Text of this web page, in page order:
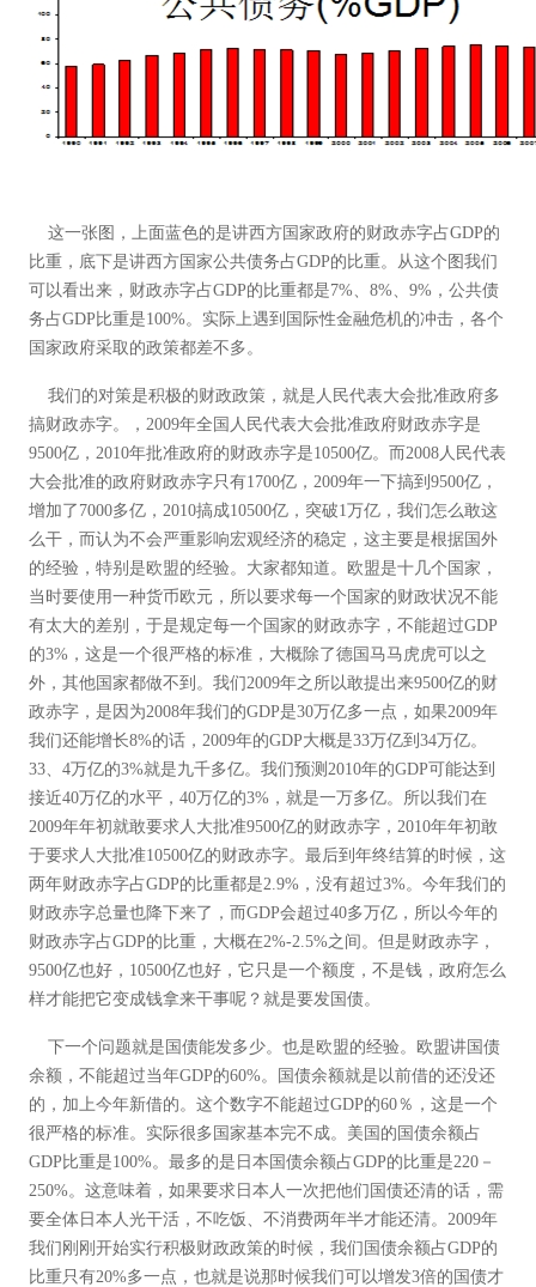
这一张图，上面蓝色的是讲西方国家政府的财政赤字占GDP的
比重，底下是讲西方国家公共债务占GDP的比重。从这个图我们
可以看出来，财政赤字占GDP的比重都是7%、8%、9%，公共债
务占GDP比重是100%。实际上遇到国际性金融危机的冲击，各个
国家政府采取的政策都差不多。
我们的对策是积极的财政政策，就是人民代表大会批准政府多
搞财政赤字。，2009年全国人民代表大会批准政府财政赤字是
9500亿，2010年批准政府的财政赤字是10500亿。而2008人民代表
大会批准的政府财政赤字只有1700亿，2009年一下搞到9500亿，
增加了7000多亿，2010搞成10500亿，突破1万亿，我们怎么敢这
么干，而认为不会严重影响宏观经济的稳定，这主要是根据国外
的经验，特别是欧盟的经验。大家都知道。欧盟是十几个国家，
当时要使用一种货币欧元，所以要求每一个国家的财政状况不能
有太大的差别，于是规定每一个国家的财政赤字，不能超过GDP
的3%，这是一个很严格的标准，大概除了德国马马虎虎可以之
外，其他国家都做不到。我们2009年之所以敢提出来9500亿的财
政赤字，是因为2008年我们的GDP是30万亿多一点，如果2009年
我们还能增长8%的话，2009年的GDP大概是33万亿到34万亿。
33、4万亿的3%就是九千多亿。我们预测2010年的GDP可能达到
接近40万亿的水平，40万亿的3%，就是一万多亿。所以我们在
2009年年初就敢要求人大批准9500亿的财政赤字，2010年年初敢
于要求人大批准10500亿的财政赤字。最后到年终结算的时候，这
两年财政赤字占GDP的比重都是2.9%，没有超过3%。今年我们的
财政赤字总量也降下来了，而GDP会超过40多万亿，所以今年的
财政赤字占GDP的比重，大概在2%-2.5%之间。但是财政赤字，
9500亿也好，10500亿也好，它只是一个额度，不是钱，政府怎么
样才能把它变成钱拿来干事呢？就是要发国债。
下一个问题就是国债能发多少。也是欧盟的经验。欧盟讲国债
余额，不能超过当年GDP的60%。国债余额就是以前借的还没还
的，加上今年新借的。这个数字不能超过GDP的60％，这是一个
很严格的标准。实际很多国家基本完不成。美国的国债余额占
GDP比重是100%。最多的是日本国债余额占GDP的比重是220－
250%。这意味着，如果要求日本人一次把他们国债还清的话，需
要全体日本人光干活，不吃饭、不消费两年半才能还清。2009年
我们刚刚开始实行积极财政政策的时候，我们国债余额占GDP的
比重只有20%多一点，也就是说那时候我们可以增发3倍的国债才